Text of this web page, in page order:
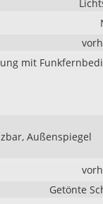
mit
Außenspiegel
Getönte